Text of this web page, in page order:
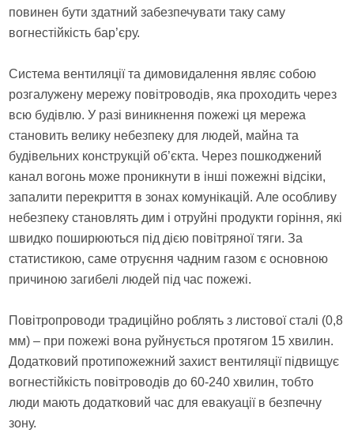
повинен бути здатний забезпечувати таку саму
вогнестійкість бар’єру.
Система вентиляції та димовидалення являє собою
розгалужену мережу повітроводів, яка проходить через
всю будівлю. У разі виникнення пожежі ця мережа
становить велику небезпеку для людей, майна та
будівельних конструкцій об’єкта. Через пошкоджений
канал вогонь може проникнути в інші пожежні відсіки,
запалити перекриття в зонах комунікацій. Але особливу
небезпеку становлять дим і отруйні продукти горіння, які
швидко поширюються під дією повітряної тяги. За
статистикою, саме отруєння чадним газом є основною
причиною загибелі людей під час пожежі.
Повітропроводи традиційно роблять з листової сталі (0,8
мм) – при пожежі вона руйнується протягом 15 хвилин.
Додатковий протипожежний захист вентиляції підвищує
вогнестійкість повітроводів до 60-240 хвилин, тобто
люди мають додатковий час для евакуації в безпечну
зону.